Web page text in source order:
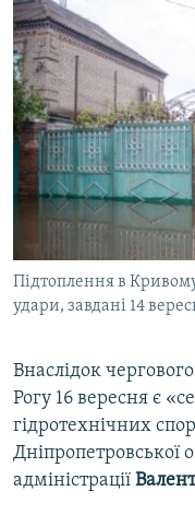
пошуку
ІНТЕРВ'Ю
ВСЕ ЗА ДЕНЬ
СПЕЦПРОЕКТИ
ДЕПОРТАЦІЯ
ВІДЕОУРОКИ «ELIFBE»
СВІДЧЕННЯ ОКУПАЦІЇ
УКРАЇНСЬКА ПРОБЛЕМА
ІНФОГРАФІКА
ЯК ОБІЙТИ
Русский
Qırımtatar
ДОЛУЧАЙСЯ!
Усі сайти RFE/RL
Підтоплення в Кривому
удари, завдані 14
Внаслідок
Рогу 16 вересня є
гідротехнічних
Дніпропетровської
адміністрації